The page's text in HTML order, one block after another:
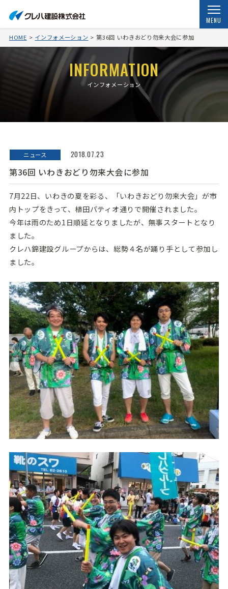
MENU
HOME インフォメーション 第36回 いわきおどり勿来大会に参加
INFORMATION
インフォメーション
ニュース 2018.07.23
第36回 いわきおどり勿来大会に参加
7月22日、いわきの夏を彩る、「いわきおどり勿来大会」が市
内トップをきって、植田パティオ通りで開催されました。
今年は雨のため1日順延となりましたが、無事スタートとなり
ました。
クレハ錦建設グループからは、総勢４名が踊り手として参加し
ました。